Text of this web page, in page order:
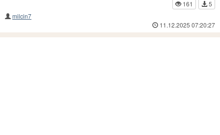
161
5
milcin7
11.12.2025 07:20:27